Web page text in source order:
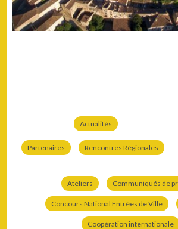
Actualités
Partenaires Rencontres Régionales
Ateliers Communiqués de
Concours National Entrées de Ville
Coopération internationale